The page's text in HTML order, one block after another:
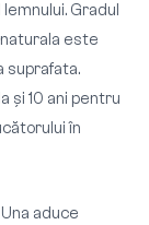
Gradul
este
suprafata.
și 10 ani pentru
în
aduce